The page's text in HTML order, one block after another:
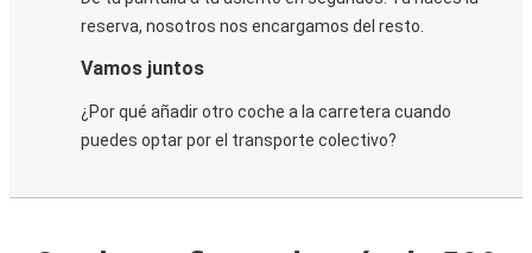
reserva, nosotros nos encargamos del resto.
Vamos juntos
¿Por qué añadir otro coche a la carretera cuando
puedes optar por el transporte colectivo?